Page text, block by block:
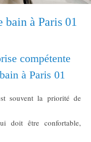
bain à Paris 01
compétente
à Paris 01
souvent la priorité de
doit être confortable,